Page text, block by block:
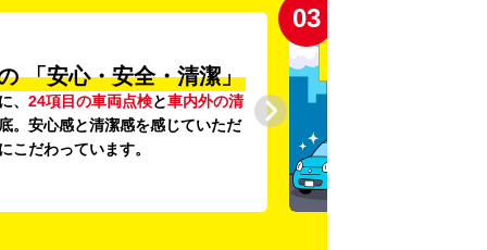
「安心・安全・清潔」
、 24項目の車両点検と車内外の清
。安心感と清潔感を感じていただ
こだわっています。
03